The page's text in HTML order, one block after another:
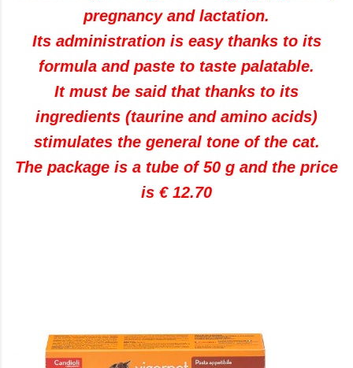
pregnancy and lactation.
Its administration is easy thanks to its
formula and paste to taste palatable.
It must be said that thanks to its
ingredients (taurine and amino acids)
stimulates the general tone of the cat.
The package is a tube of 50 g and the price
is € 12.70